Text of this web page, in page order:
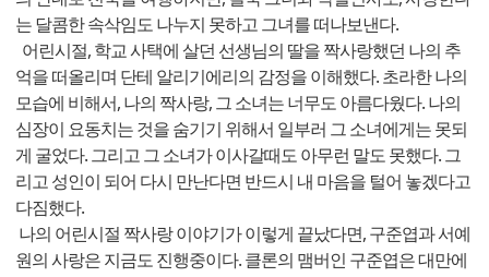
는 달콤한 속삭임도 나누지 못하고 그녀를 떠나보낸다.
어린시절, 학교 사택에 살던 선생님의 딸을 짝사랑했던 나의 추
억을 떠올리며 단테 알리기에리의 감정을 이해했다. 초라한 나의
모습에 비해서, 나의 짝사랑, 그 소녀는 너무도 아름다웠다. 나의
심장이 요동치는 것을 숨기기 위해서 일부러 그 소녀에게는 못되
게 굴었다. 그리고 그 소녀가 이사갈때도 아무런 말도 못했다. 그
리고 성인이 되어 다시 만난다면 반드시 내 마음을 털어 놓겠다고
다짐했다.
나의 어린시절 짝사랑 이야기가 이렇게 끝났다면, 구준엽과 서예
원의 사랑은 지금도 진행중이다. 클론의 맴버인 구준엽은 대만에